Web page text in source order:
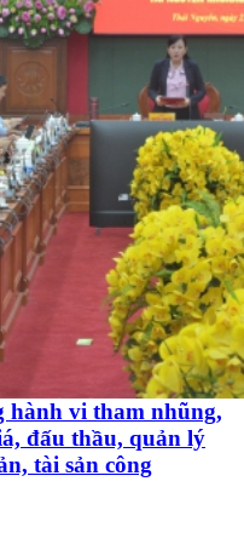
hành vi tham nhũng,
đấu thầu, quản lý
tài sản công